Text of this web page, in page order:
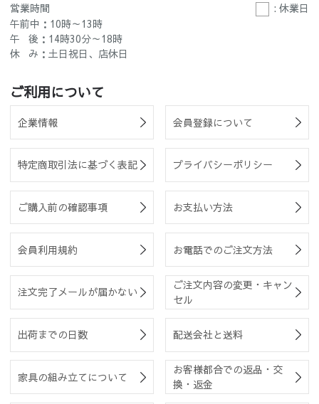
営業時間
: 休業日
午前中：10時～13時
午 後：14時30分～18時
休 み：土日祝日、店休日
ご利用について
企業情報 会員登録について
特定商取引法に基づく表記 プライバシーポリシー
ご購入前の確認事項 お支払い方法
会員利用規約 お電話でのご注文方法
注文完了メールが届かない
ご注文内容の変更・キャン
セル
出荷までの日数 配送会社と送料
家具の組み立てについて
お客様都合での返品・交
換・返金